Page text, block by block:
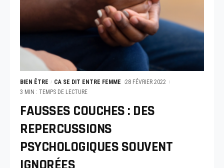
BIEN ÊTRE CA SE DIT ENTRE FEMME
28 FÉVRIER 2022
3 MIN : TEMPS DE LECTURE
FAUSSES COUCHES : DES
REPERCUSSIONS
PSYCHOLOGIQUES SOUVENT